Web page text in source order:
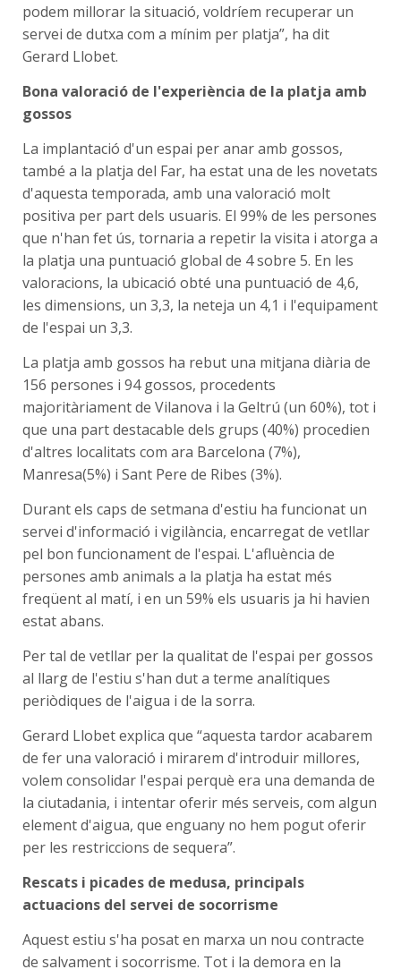
podem millorar la situació, voldríem recuperar un
servei de dutxa com a mínim per platja”, ha dit
Gerard Llobet.
Bona valoració de l'experiència de la platja amb
gossos
La implantació d'un espai per anar amb gossos,
també a la platja del Far, ha estat una de les novetats
d'aquesta temporada, amb una valoració molt
positiva per part dels usuaris. El 99% de les persones
que n'han fet ús, tornaria a repetir la visita i atorga a
la platja una puntuació global de 4 sobre 5. En les
valoracions, la ubicació obté una puntuació de 4,6,
les dimensions, un 3,3, la neteja un 4,1 i l'equipament
de l'espai un 3,3.
La platja amb gossos ha rebut una mitjana diària de
156 persones i 94 gossos, procedents
majoritàriament de Vilanova i la Geltrú (un 60%), tot i
que una part destacable dels grups (40%) procedien
d'altres localitats com ara Barcelona (7%),
Manresa(5%) i Sant Pere de Ribes (3%).
Durant els caps de setmana d'estiu ha funcionat un
servei d'informació i vigilància, encarregat de vetllar
pel bon funcionament de l'espai. L'afluència de
persones amb animals a la platja ha estat més
freqüent al matí, i en un 59% els usuaris ja hi havien
estat abans.
Per tal de vetllar per la qualitat de l'espai per gossos
al llarg de l'estiu s'han dut a terme analítiques
periòdiques de l'aigua i de la sorra.
Gerard Llobet explica que “aquesta tardor acabarem
de fer una valoració i mirarem d'introduir millores,
volem consolidar l'espai perquè era una demanda de
la ciutadania, i intentar oferir més serveis, com algun
element d'aigua, que enguany no hem pogut oferir
per les restriccions de sequera”.
Rescats i picades de medusa, principals
actuacions del servei de socorrisme
Aquest estiu s'ha posat en marxa un nou contracte
de salvament i socorrisme. Tot i la demora en la